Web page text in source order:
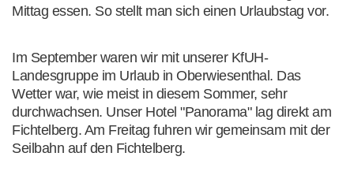
Mittag essen. So stellt man sich einen Urlaubstag vor.
Im September waren wir mit unserer KfUH-
Landesgruppe im Urlaub in Oberwiesenthal. Das
Wetter war, wie meist in diesem Sommer, sehr
durchwachsen. Unser Hotel "Panorama" lag direkt am
Fichtelberg. Am Freitag fuhren wir gemeinsam mit der
Seilbahn auf den Fichtelberg.